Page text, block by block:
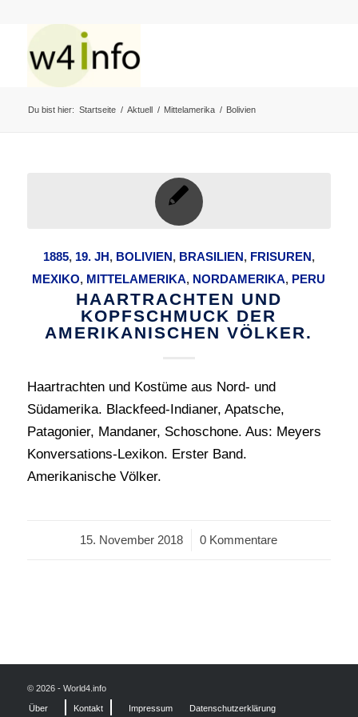
Du bist hier: Startseite / Aktuell / Mittelamerika / Bolivien
1885, 19. JH, BOLIVIEN, BRASILIEN, FRISUREN,
MEXIKO, MITTELAMERIKA, NORDAMERIKA, PERU
HAARTRACHTEN UND
KOPFSCHMUCK DER
AMERIKANISCHEN VÖLKER.
Haartrachten und Kostüme aus Nord- und
Südamerika. Blackfeed-Indianer, Apatsche,
Patagonier, Mandaner, Schoschone. Aus: Meyers
Konversations-Lexikon. Erster Band.
Amerikanische Völker.
15. November 2018
/ 0 Kommentare
© 2026 - World4.info
Über Kontakt Impressum Datenschutzerklärung